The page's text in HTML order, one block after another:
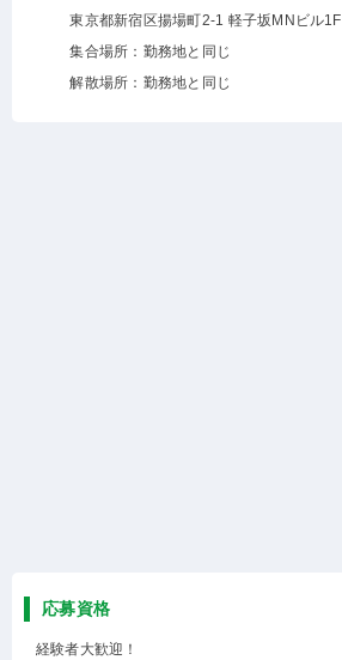
東京都新宿区揚場町2-1 軽子坂MNビル1F
集合場所：勤務地と同じ
解散場所：勤務地と同じ
応募資格
経験者大歓迎！